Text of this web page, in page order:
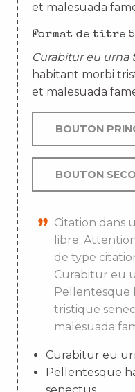
et malesuada
Format de titre 5
Curabitur eu urna
habitant morbi
et malesuada
BOUTON
BOUTON
Citation dans
libre.
de type
Curabitur eu
Pellentesque
tristique
malesuada
Curabitur eu
Pellentesque